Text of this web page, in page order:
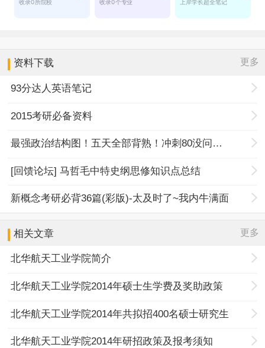
资料下载 更多
93分达人英语笔记
2015考研必备资料
最强政治结构图！五天全部背熟！冲刺80没问题！
[回馈论坛] 马哲毛中特史纲思修知识点总结
新概念考研必背36篇(彩版)-太及时了~我内牛满面
相关文章 更多
北华航天工业学院简介
北华航天工业学院2014年硕士生学费及奖助政策
北华航天工业学院2014年共拟招400名硕士研究生
北华航天工业学院2014年研招政策及报考须知